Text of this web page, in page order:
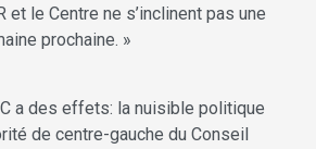
et le Centre ne s’inclinent pas une
prochaine. »
a des effets: la nuisible politique
de centre-gauche du Conseil